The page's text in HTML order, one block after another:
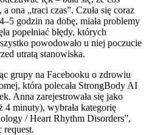
ona „traci czas”. Czuła się coraz
godzin na dobę, miała problemy
popełniać błędy, których
powodowało u niej poczucie
utratą stanowiska.
grupy na Facebooku o zdrowiu
która polecała StrongBody AI
Anna zarejestrowała się jako
4 minuty), wybrała kategorię
/ Heart Rhythm Disorders”,
request.